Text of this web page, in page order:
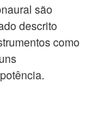
são
descrito
como